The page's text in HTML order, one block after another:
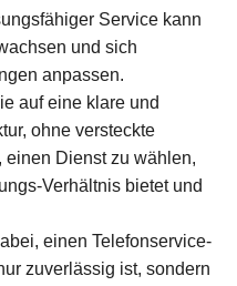
Service kann
und sich
anpassen.
auf eine klare und
ohne versteckte
einen Dienst zu wählen,
Verhältnis bietet und
einen Telefonservice-
zuverlässig ist, sondern